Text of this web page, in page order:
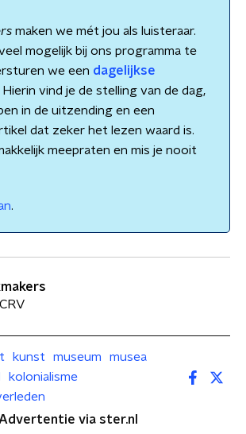
maken we mét jou als luisteraar.
mogelijk bij ons programma te
we een dagelijkse
Hierin vind je de stelling van de dag,
in de uitzending en een
dat zeker het lezen waard is.
meepraten en mis je nooit
.
kunst museum
musea
kolonialisme
Advertentie via ster.nl